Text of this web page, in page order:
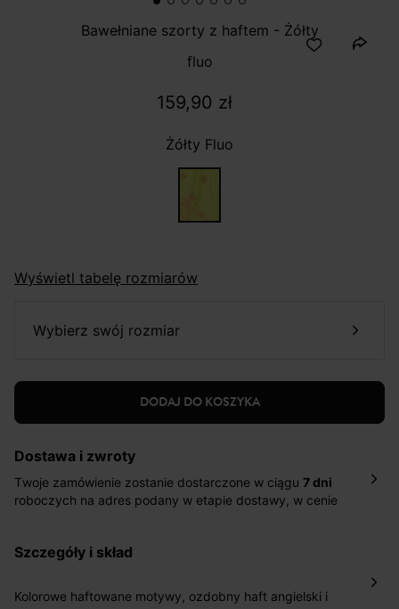
Bawełniane szorty z haftem - Żółty
fluo
159,90 zł
Żółty Fluo
Wyświetl tabelę rozmiarów
wybierz swój rozmiar
DODAJ DO KOSZYKA
Dostawa i zwroty
Twoje zamówienie zostanie dostarczone w ciągu 7 dni
roboczych na adres podany w etapie dostawy, w cenie
pośrednictwem DHL Express.
roboczych do wybranego przez Ciebie paczkomatu , a
szczegóły i skład
Kolorowe haftowane motywy, ozdobny haft angielski i